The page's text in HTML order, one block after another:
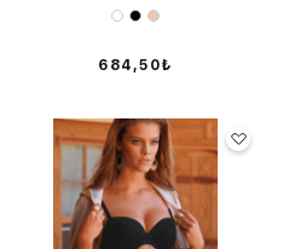
684,50₺